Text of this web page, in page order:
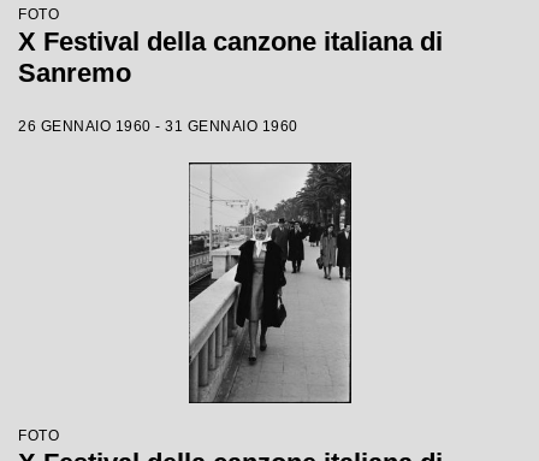
FOTO
X Festival della canzone italiana di
Sanremo
26 GENNAIO 1960 - 31 GENNAIO 1960
FOTO